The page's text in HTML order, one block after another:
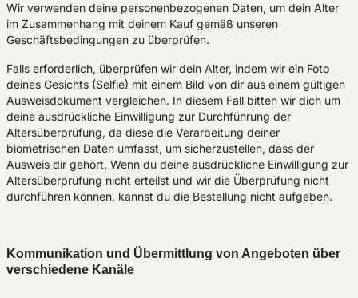
Wir verwenden deine personenbezogenen Daten, um dein Alter
im Zusammenhang mit deinem Kauf gemäß unseren
Geschäftsbedingungen zu überprüfen.
Falls erforderlich, überprüfen wir dein Alter, indem wir ein Foto
deines Gesichts (Selfie) mit einem Bild von dir aus einem gültigen
Ausweisdokument vergleichen. In diesem Fall bitten wir dich um
deine ausdrückliche Einwilligung zur Durchführung der
Altersüberprüfung, da diese die Verarbeitung deiner
biometrischen Daten umfasst, um sicherzustellen, dass der
Ausweis dir gehört. Wenn du deine ausdrückliche Einwilligung zur
Altersüberprüfung nicht erteilst und wir die Überprüfung nicht
durchführen können, kannst du die Bestellung nicht aufgeben.
Kommunikation und Übermittlung von Angeboten über
verschiedene Kanäle